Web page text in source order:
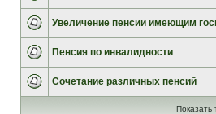
Увеличение пенсии имеющим
Пенсия по инвалидности
Сочетание различных пенсий
Показать